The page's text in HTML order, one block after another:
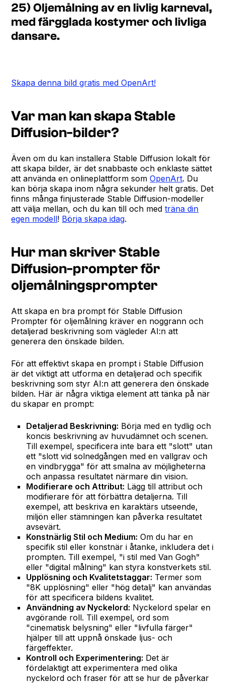
25) Oljemålning av en livlig karneval,
med färgglada kostymer och livliga
dansare.
Skapa denna bild gratis med OpenArt!
Var man kan skapa Stable
Diffusion-bilder?
Även om du kan installera Stable Diffusion lokalt för
att skapa bilder, är det snabbaste och enklaste sättet
att använda en onlineplattform somOpenArt. Du
kan börja skapa inom några sekunder helt gratis. Det
finns många finjusterade Stable Diffusion-modeller
att välja mellan, och du kan till och medträna din
egen modell! Börja skapa idag.
Hur man skriver Stable
Diffusion-prompter för
oljemålningsprompter
Att skapa en bra prompt för Stable Diffusion
Prompter för oljemålning kräver en noggrann och
detaljerad beskrivning som vägleder AI:n att
generera den önskade bilden.
För att effektivt skapa en prompt i Stable Diffusion
är det viktigt att utforma en detaljerad och specifik
beskrivning som styr AI:n att generera den önskade
bilden. Här är några viktiga element att tänka på när
du skapar en prompt:
Detaljerad Beskrivning: Börja med en tydlig och
koncis beskrivning av huvudämnet och scenen.
Till exempel, specificera inte bara ett "slott" utan
ett "slott vid solnedgången med en vallgrav och
en vindbrygga" för att smalna av möjligheterna
och anpassa resultatet närmare din vision.
Modifierare och Attribut: Lägg till attribut och
modifierare för att förbättra detaljerna. Till
exempel, att beskriva en karaktärs utseende,
miljön eller stämningen kan påverka resultatet
avsevärt.
Konstnärlig Stil och Medium: Om du har en
specifik stil eller konstnär i åtanke, inkludera det i
prompten. Till exempel, "i stil med Van Gogh"
eller "digital målning" kan styra konstverkets stil.
Upplösning och Kvalitetstaggar: Termer som
"8K upplösning" eller "hög detalj" kan användas
för att specificera bildens kvalitet.
Användning av Nyckelord: Nyckelord spelar en
avgörande roll. Till exempel, ord som
"cinematisk belysning" eller "livfulla färger"
hjälper till att uppnå önskade ljus- och
färgeffekter.
Kontroll och Experimentering: Det är
fördelaktigt att experimentera med olika
nyckelord och fraser för att se hur de påverkar